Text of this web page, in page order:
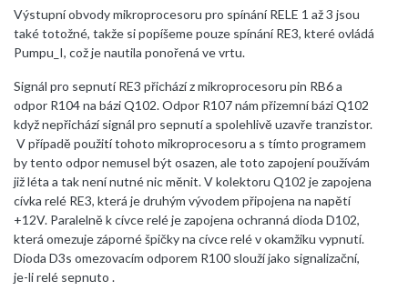
Výstupní obvody mikroprocesoru pro spínání RELE 1 až 3 jsou
také totožné, takže si popíšeme pouze spínání RE3, které ovládá
Pumpu_I, což je nautila ponořená ve vrtu.
Signál pro sepnutí RE3 přichází z mikroprocesoru pin RB6 a
odpor R104 na bázi Q102. Odpor R107 nám přizemní bázi Q102
když nepřichází signál pro sepnutí a spolehlivě uzavře tranzistor.
V případě použití tohoto mikroprocesoru a s tímto programem
by tento odpor nemusel být osazen, ale toto zapojení používám
již léta a tak není nutné nic měnit. V kolektoru Q102 je zapojena
cívka relé RE3, která je druhým vývodem připojena na napětí
+12V. Paralelně k cívce relé je zapojena ochranná dioda D102,
která omezuje záporné špičky na cívce relé v okamžiku vypnutí.
Dioda D3s omezovacím odporem R100 slouží jako signalizační,
je-li relé sepnuto .